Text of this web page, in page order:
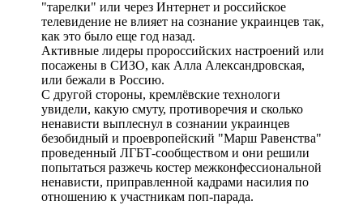
"тарелки" или через Интернет и российское
телевидение не влияет на сознание украинцев так,
как это было еще год назад.
Активные лидеры пророссийских настроений или
посажены в СИЗО, как Алла Александровская,
или бежали в Россию.
С другой стороны, кремлёвские технологи
увидели, какую смуту, противоречия и сколько
ненависти выплеснул в сознании украинцев
безобидный и проевропейский "Марш Равенства"
проведенный ЛГБТ-сообществом и они решили
попытаться разжечь костер межконфессиональной
ненависти, приправленной кадрами насилия по
отношению к участникам поп-парада.